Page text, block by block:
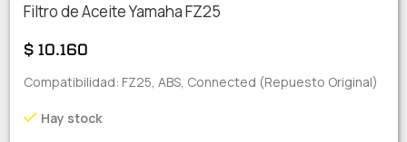
Filtro de Aceite Yamaha FZ25
$10.160
Compatibilidad: FZ25, ABS, Connected (Repuesto Original)
Hay stock